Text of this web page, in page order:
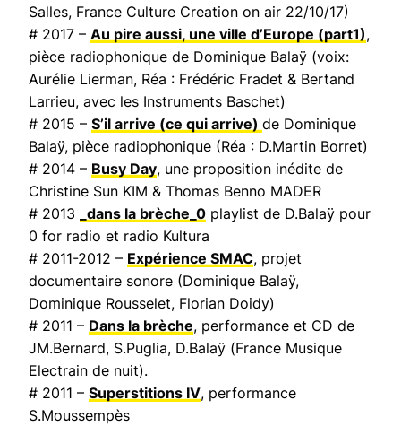
Salles, France Culture Creation on air 22/10/17)
# 2017 – Au pire aussi, une ville d’Europe (part1),
pièce radiophonique de Dominique Balaÿ (voix:
Aurélie Lierman, Réa : Frédéric Fradet & Bertand
Larrieu, avec les Instruments Baschet)
# 2015 – S’il arrive (ce qui arrive) de Dominique
Balaÿ, pièce radiophonique (Réa : D.Martin Borret)
# 2014 – Busy Day, une proposition inédite de
Christine Sun KIM & Thomas Benno MADER
# 2013
_dans la brèche_0 playlist de D.Balaÿ pour
0 for radio et radio Kultura
# 2011-2012 – Expérience SMAC, projet
documentaire sonore (Dominique Balaÿ,
Dominique Rousselet, Florian Doidy)
# 2011 – Dans la brèche, performance et CD de
JM.Bernard, S.Puglia, D.Balaÿ (France Musique
Electrain de nuit).
# 2011 – Superstitions IV, performance
S.Moussempès